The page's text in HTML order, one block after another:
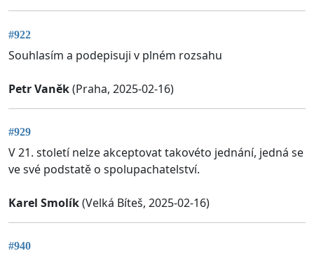
#922
Souhlasím a podepisuji v plném rozsahu
Petr Vaněk(Praha, 2025-02-16)
#929
V 21. století nelze akceptovat takovéto jednání, jedná se
ve své podstatě o spolupachatelství.
Karel Smolík(Velká Bíteš, 2025-02-16)
#940